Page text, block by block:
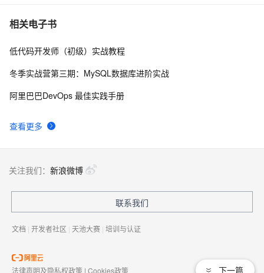
7 千问办公 QwenWork 深度解析：基于 Qwen3.8 大模
8 阿里云百炼上线DeepSeek-V4：API 价格与官网一致，
主要模型与能力介绍
相关电子书
查看更多
低代码开发师（初级）实战教程
冬季实战营第三期：MySQL数据库进阶实战
阿里巴巴DevOps 最佳实践手册
下一篇
关注我们： 新浪微博
联系我们
文档 | 开发者社区 | 天池大赛 | 培训与认证
法律声明及隐私权政策 | Cookies政策